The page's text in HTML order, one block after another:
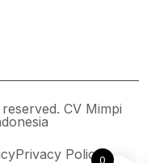
CV Mimpi
Privacy Policy0